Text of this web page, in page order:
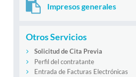
Impresos generales
Otros Servicios
Solicitud de Cita Previa
Perfil del contratante
Entrada de Facturas Electrónicas